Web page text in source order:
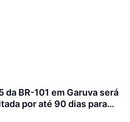
da BR-101 em Garuva será
por até 90 dias para